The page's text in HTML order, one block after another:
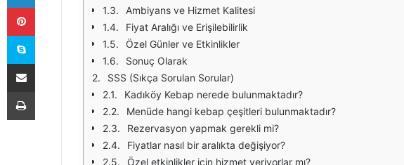
Ambiyans ve Hizmet Kalitesi
Fiyat Aralığı ve Erişilebilirlik
Özel Günler ve Etkinlikler
Sonuç Olarak
SSS (Sıkça Sorulan Sorular)
Kadıköy Kebap nerede bulunmaktadır?
Menüde hangi kebap çeşitleri bulunmaktadır?
Rezervasyon yapmak gerekli mi?
Fiyatlar nasıl bir aralıkta değişiyor?
Özel etkinlikler için hizmet veriyorlar mı?
Pinterest
Skype
E-Posta ile paylaş